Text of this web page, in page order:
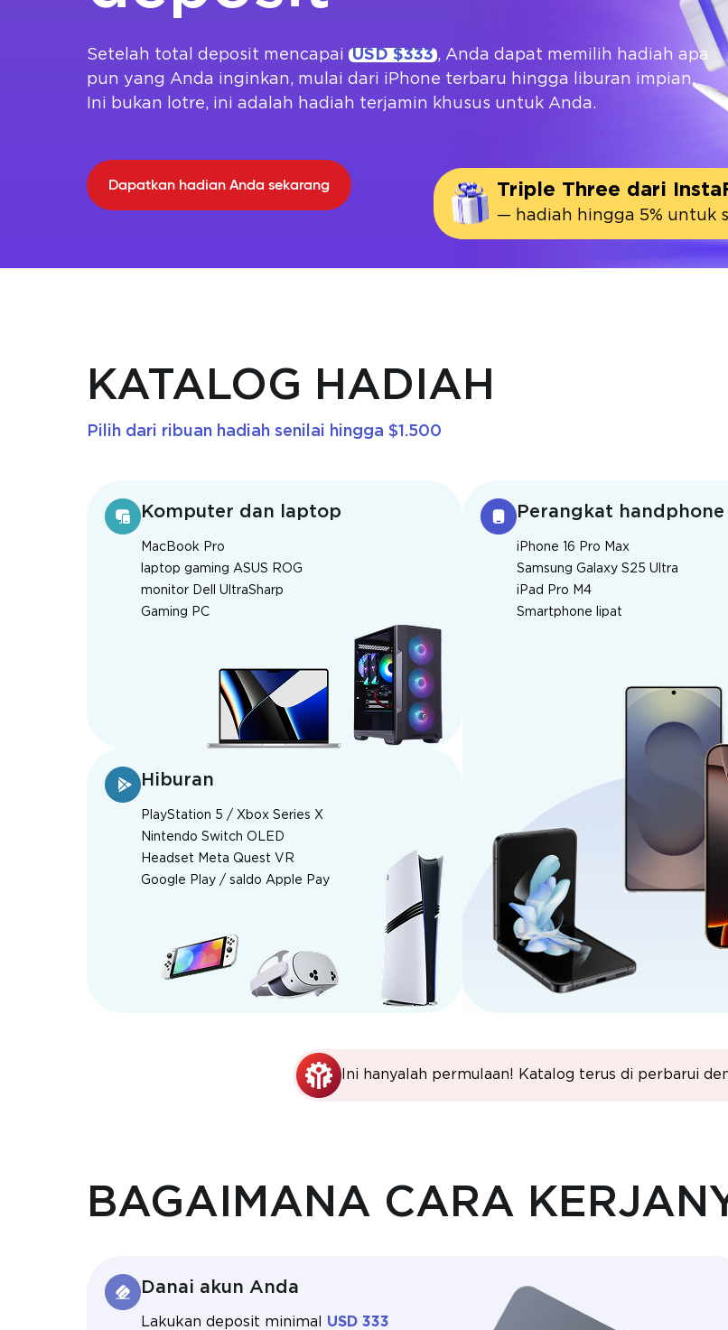
Setelah total deposit mencapai USD $333 , Anda dapat memilih hadiah apa
pun yang Anda inginkan, mulai dari iPhone terbaru hingga liburan impian.
Ini bukan lotre, ini adalah hadiah terjamin khusus untuk Anda.
Dapatkan hadian Anda sekarang Triple Three dari
— hadiah hingga 5% untuk
KATALOG HADIAH
Pilih dari ribuan hadiah senilai hingga $1.500
Komputer dan laptop
MacBook Pro
laptop gaming ASUS ROG
monitor Dell UltraSharp
Gaming PC
Hiburan
PlayStation 5 / Xbox Series X
Nintendo Switch OLED
Headset Meta Quest VR
Google Play / saldo Apple Pay
Perangkat handphone
iPhone 16 Pro Max
Samsung Galaxy S25 Ultra
iPad Pro M4
Smartphone lipat
Ini hanyalah permulaan! Katalog terus di perbarui
BAGAIMANA CARA
Danai akun Anda
Lakukan deposit minimal USD 333